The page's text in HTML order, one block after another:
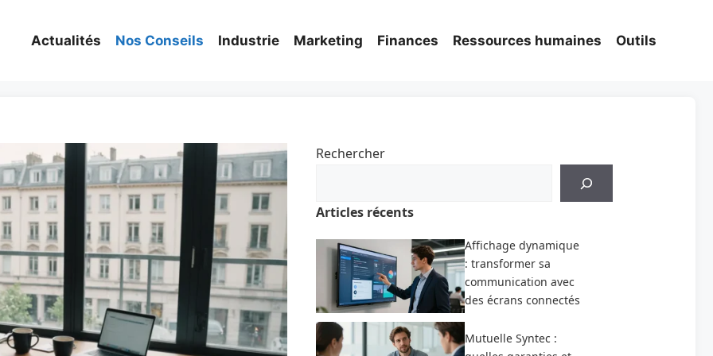
Actualités Nos Conseils Industrie Marketing Finances Ressources humaines Outils
Rechercher
Articles récents
Affichage dynamique
: transformer sa
communication avec
des écrans connectés
Mutuelle Syntec :